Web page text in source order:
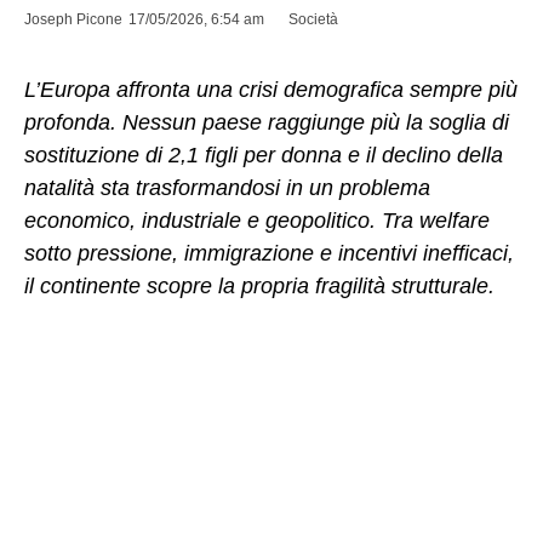
Joseph Picone 17/05/2026, 6:54 am Società
L’Europa affronta una crisi demografica sempre più
profonda. Nessun paese raggiunge più la soglia di
sostituzione di 2,1 figli per donna e il declino della
natalità sta trasformandosi in un problema
economico, industriale e geopolitico. Tra welfare
sotto pressione, immigrazione e incentivi inefficaci,
il continente scopre la propria fragilità strutturale.